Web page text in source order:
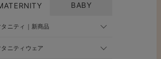
BABY
タニティ｜新商品
タニティウェア